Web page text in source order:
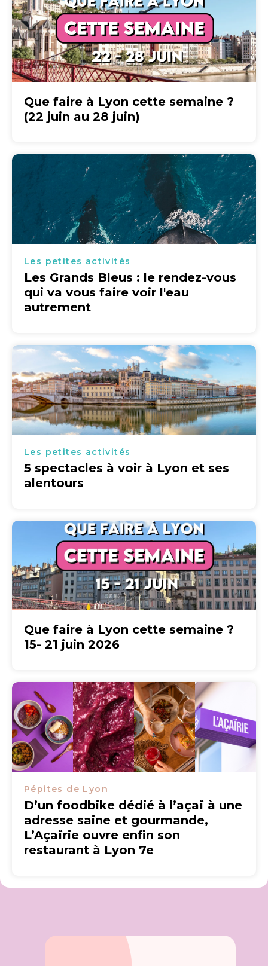
Que faire à Lyon cette semaine ?
(22 juin au 28 juin)
Les petites activités
Les Grands Bleus : le rendez-vous
qui va vous faire voir l'eau
autrement
Les petites activités
5 spectacles à voir à Lyon et ses
alentours
Que faire à Lyon cette semaine ?
15- 21 juin 2026
Pépites de Lyon
D’un foodbike dédié à l’açaï à une
adresse saine et gourmande,
L’Açaïrie ouvre enfin son
restaurant à Lyon 7e